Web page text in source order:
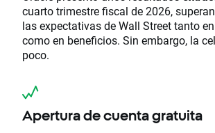
cuarto trimestre fiscal de 2026,
las expectativas de Wall Street tanto
como en beneficios. Sin embargo, la
poco.
Apertura de cuenta gratuita